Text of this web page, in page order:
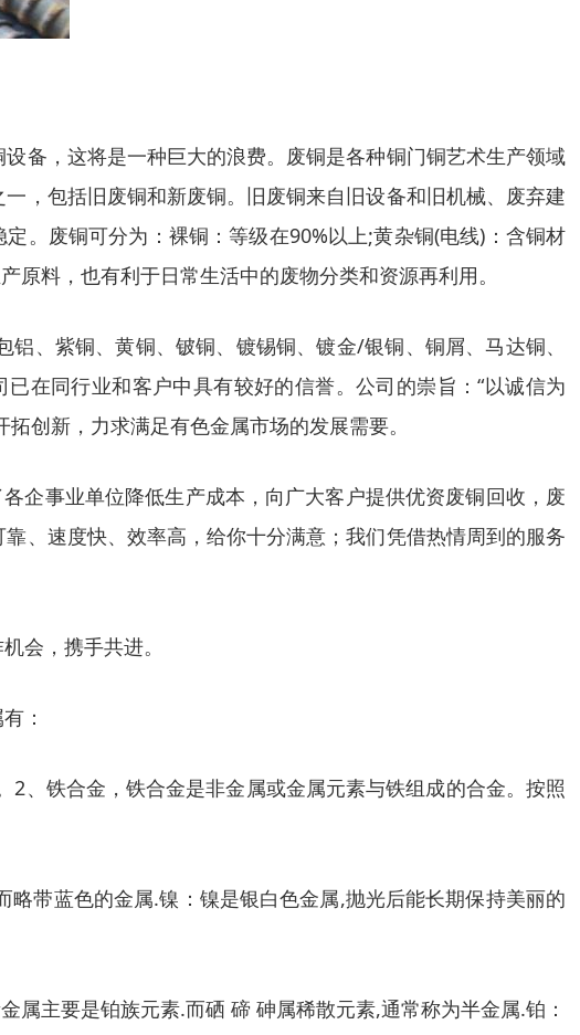
备，这将是一种巨大的浪费。废铜是各种铜门铜艺术生产领域
，包括旧废铜和新废铜。旧废铜来自旧设备和旧机械、废弃建
。废铜可分为：裸铜：等级在90%以上;黄杂铜(电线)：含铜材
料，也有利于日常生活中的废物分类和资源再利用。
、紫铜、黄铜、铍铜、镀锡铜、镀金/银铜、铜屑、马达铜、
在同行业和客户中具有较好的信誉。公司的崇旨：“以诚信为
创新，力求满足有色金属市场的发展需要。
企事业单位降低生产成本，向广大客户提供优资废铜回收，废
、速度快、效率高，给你十分满意；我们凭借热情周到的服务
会，携手共进。
：
、铁合金，铁合金是非金属或金属元素与铁组成的合金。按照
带蓝色的金属.镍：镍是银白色金属,抛光后能长期保持美丽的
主要是铂族元素.而硒 碲 砷属稀散元素,通常称为半金属.铂：